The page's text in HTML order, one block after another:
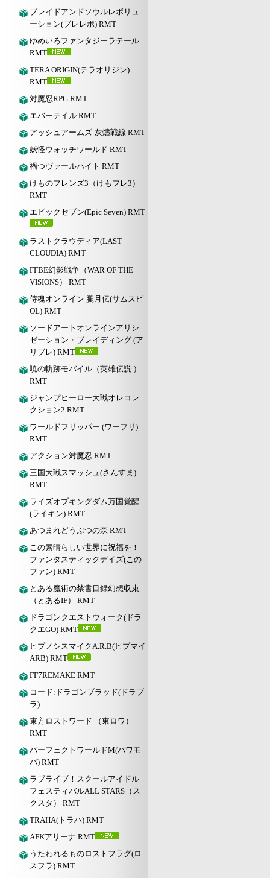
ブレイドアンドソウルレボリュ
ーション(ブレレボ) RMT
ゆめいろファンタジーラテール
RMT
TERA ORIGIN(テラオリジン)
RMT
対魔忍RPG RMT
エバーテイル RMT
アッシュアームズ‐灰燼戦線 RMT
妖怪ウォッチワールド RMT
禍つヴァールハイト RMT
けものフレンズ3（けもフレ3）
RMT
エピックセブン(Epic Seven) RMT
ラストクラウディア(LAST
CLOUDIA) RMT
FFBE幻影戦争（WAR OF THE
VISIONS） RMT
侍魂オンライン 朧月伝(サムスピ
OL) RMT
ソードアートオンラインアリシ
ゼーション・ブレイディング (ア
リブレ) RMT
暁の軌跡モバイル（英雄伝説 ）
RMT
ジャンプヒーロー大戦オレコレ
クション2 RMT
ワールドフリッパー (ワーフリ)
RMT
アクション対魔忍 RMT
三国大戦スマッシュ(さんすま)
RMT
ライズオブキングダム万国覚醒
(ライキン) RMT
あつまれどうぶつの森 RMT
この素晴らしい世界に祝福を！
ファンタスティックデイズ(この
ファン) RMT
とある魔術の禁書目録幻想収束
（とあるIF） RMT
ドラゴンクエストウォーク(ドラ
クエGO) RMT
ヒプノシスマイクA.R.B(ヒプマイ
ARB) RMT
FF7REMAKE RMT
コード:ドラゴンブラッド(ドラブ
ラ)
東方ロストワード （東ロワ）
RMT
パーフェクトワールドM(パワモ
バ) RMT
ラブライブ！スクールアイドル
フェスティバルALL STARS（ス
クスタ） RMT
TRAHA(トラハ) RMT
AFKアリーナ RMT
うたわれるものロストフラグ(ロ
スフラ) RMT